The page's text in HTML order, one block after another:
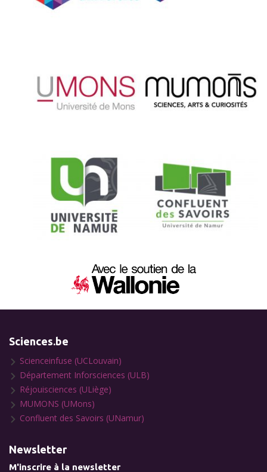
Sciences.be
Scienceinfuse (UCLouvain)
Département Inforsciences (ULB)
Réjouisciences (ULiège)
MUMONS (UMons)
Confluent des Savoirs (UNamur)
Newsletter
M'inscrire à la newsletter